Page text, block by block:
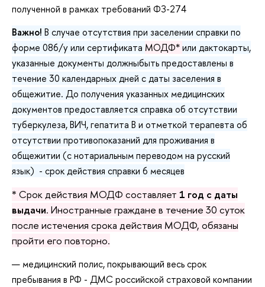
полученной в рамках требований ФЗ-274
Важно! В случае отсутствия при заселении справки по
форме 086/у или сертификата МОДФ*или дактокарты,
указанные документы должныбыть предоставлены в
течение 30 календарных дней с даты заселения в
общежитие. До получения указанных медицинских
документов предоставляется справка об отсутствии
туберкулеза, ВИЧ, гепатита В и отметкой терапевта об
отсутствии противопоказаний для проживания в
общежитии (с нотариальным переводом на русский
язык) - срок действия справки 6 месяцев
* Срок действия МОДФ составляет 1 год с даты
выдачи. Иностранные граждане в течение 30 суток
после истечения срока действия МОДФ, обязаны
пройти его повторно.
медицинский полис, покрывающий весь срок
пребывания в РФ - ДМС российской страховой компании